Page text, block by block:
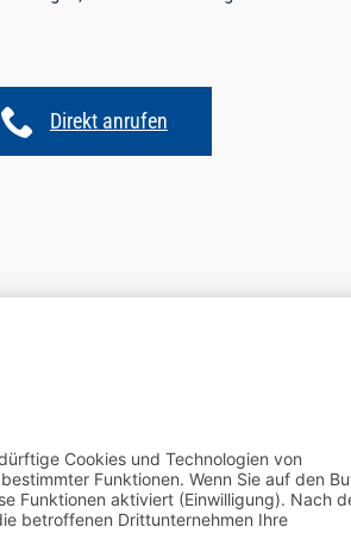
Direkt anrufen
ADU-
2 | 44287